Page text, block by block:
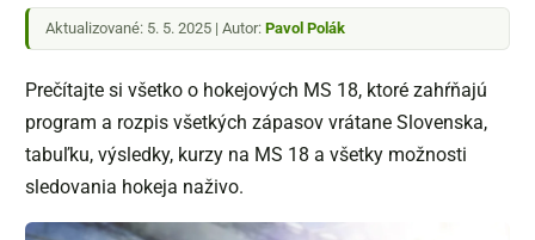
Aktualizované: 5. 5. 2025 | Autor: Pavol Polák
Prečítajte si všetko o hokejových MS 18, ktoré zahŕňajú
program a rozpis všetkých zápasov vrátane Slovenska,
tabuľku, výsledky, kurzy na MS 18 a všetky možnosti
sledovania hokeja naživo.